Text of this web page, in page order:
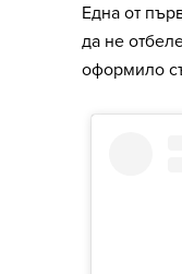
Една от
да не
оформило